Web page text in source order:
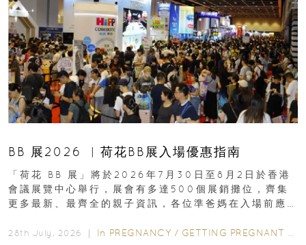
BB 展2026 ︳荷花BB展入場優惠指南
「荷花 BB 展」將於2026年7月30日至8月2日於香港
會議展覽中心舉行，展會有多達500個展銷攤位，齊集
更多最新、最齊全的親子資訊，各位準爸媽在入場前應
28th July, 2026 ｜ In PREGNANCY / GETTING PREGNANT